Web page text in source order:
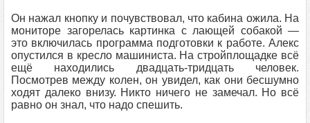
Он нажал кнопку и почувствовал, что кабина ожила. На
мониторе загорелась картинка с лающей собакой —
это включилась программа подготовки к работе. Алекс
опустился в кресло машиниста. На стройплощадке всё
ещё находились двадцать-тридцать человек.
Посмотрев между колен, он увидел, как они бесшумно
ходят далеко внизу. Никто ничего не замечал. Но всё
равно он знал, что надо спешить.